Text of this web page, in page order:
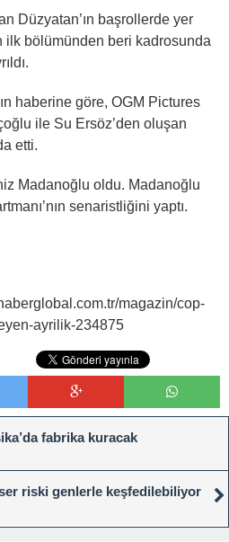
Düzyatan’ın başrollerde yer
ilk bölümünden beri kadrosunda
haberine göre, OGM Pictures
ile Su Ersöz’den oluşan
etti.
Madanoğlu oldu. Madanoğlu
senaristliğini yaptı.
magazin/cop-
ayrilik-234875
fabrika kuracak
riski genlerle keşfedilebiliyor